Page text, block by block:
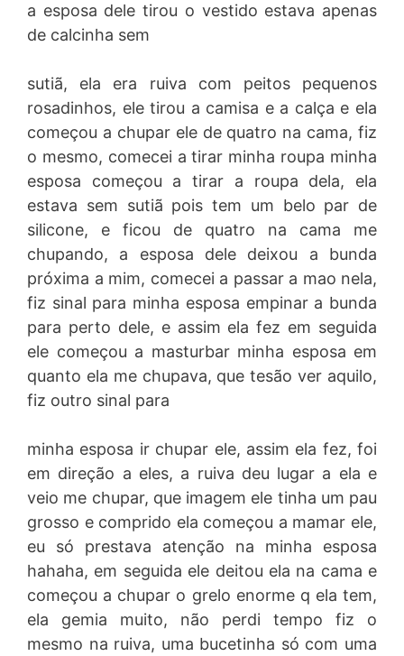
a esposa dele tirou o vestido estava apenas
de calcinha sem
sutiã, ela era ruiva com peitos pequenos
rosadinhos, ele tirou a camisa e a calça e ela
começou a chupar ele de quatro na cama, fiz
o mesmo, comecei a tirar minha roupa minha
esposa começou a tirar a roupa dela, ela
estava sem sutiã pois tem um belo par de
silicone, e ficou de quatro na cama me
chupando, a esposa dele deixou a bunda
próxima a mim, comecei a passar a mao nela,
fiz sinal para minha esposa empinar a bunda
para perto dele, e assim ela fez em seguida
ele começou a masturbar minha esposa em
quanto ela me chupava, que tesão ver aquilo,
fiz outro sinal para
minha esposa ir chupar ele, assim ela fez, foi
em direção a eles, a ruiva deu lugar a ela e
veio me chupar, que imagem ele tinha um pau
grosso e comprido ela começou a mamar ele,
eu só prestava atenção na minha esposa
hahaha, em seguida ele deitou ela na cama e
começou a chupar o grelo enorme q ela tem,
ela gemia muito, não perdi tempo fiz o
mesmo na ruiva, uma bucetinha só com uma